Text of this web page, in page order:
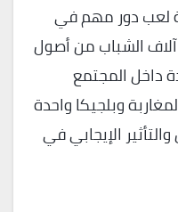
لعب دور مهم في
آلاف الشباب من أصول
داخل المجتمع
وبلجيكا واحدة
الإيجابي في